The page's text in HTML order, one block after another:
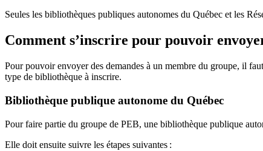
Seules les bibliothèques publiques autonomes du Québec et les
Comment s’inscrire pour pouvoir
Pour pouvoir envoyer des demandes à un membre du groupe, il
type de bibliothèque à inscrire.
Bibliothèque publique autonome du Québec
Pour faire partie du groupe de PEB, une bibliothèque publique
Elle doit ensuite suivre les étapes suivantes :